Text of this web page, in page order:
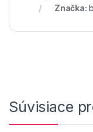
Značka:
Súvisiace